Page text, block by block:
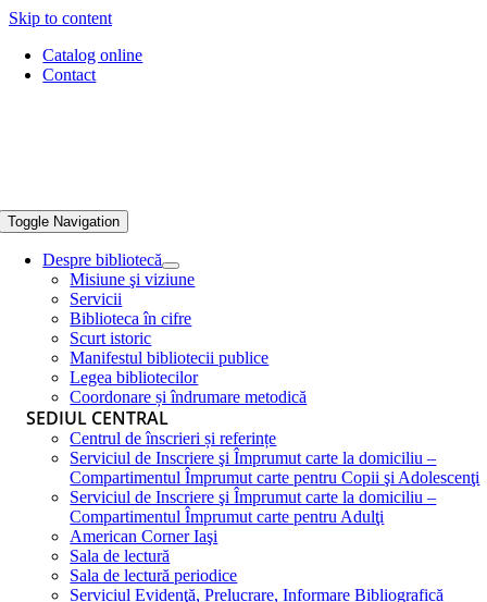
Skip to content
Catalog online
Contact
Toggle Navigation
Despre bibliotecă
Misiune şi viziune
Servicii
Biblioteca în cifre
Scurt istoric
Manifestul bibliotecii publice
Legea bibliotecilor
Coordonare și îndrumare metodică
SEDIUL CENTRAL
Centrul de înscrieri și referințe
Serviciul de Inscriere şi Împrumut carte la domiciliu –
Compartimentul Împrumut carte pentru Copii şi Adolescenţi
Serviciul de Inscriere şi Împrumut carte la domiciliu –
Compartimentul Împrumut carte pentru Adulţi
American Corner Iaşi
Sala de lectură
Sala de lectură periodice
Serviciul Evidenţă, Prelucrare, Informare Bibliografică